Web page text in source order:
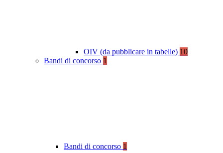
OIV (da pubblicare in tabelle) 10
Bandi di concorso 1
Bandi di concorso 1